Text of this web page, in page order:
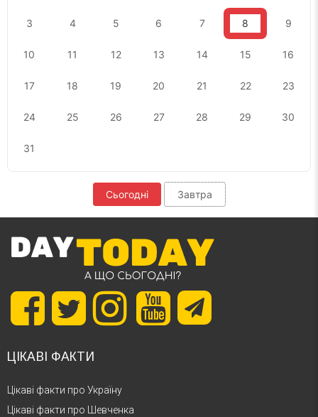
3 4 5 6 7 8 9
10 11 12 13 14 15 16
17 18 19 20 21 22 23
24 25 26 27 28 29 30
31
Сьогодні Завтра
ЦІКАВІ ФАКТИ
Цікаві факти про Україну
Цікаві факти про Шевченка